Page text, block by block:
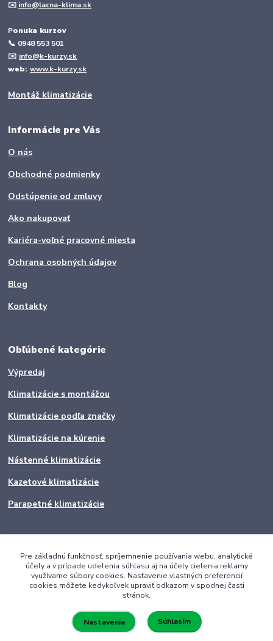
✉️ info@lacna-klima.sk
Ponuka kurzov
📞 0948 553 501
✉️ info@k-kurzy.sk
web:www.k-kurzy.sk
Montáž klimatizácie
Informácie pre Vás
O nás
Obchodné podmienky
Odstúpenie od zmluvy
Ako nakupovať
Kariéra-voľné pracovné miesta
Ochrana osobných údajov
Blog
Kontakty
Obľúbené kategórie
Výpredaj
Klimatizácie s montážou
Klimatizácie podľa značky
Klimatizácie na kúrenie
Nástenné klimatizácie
Kazetové klimatizácie
Parapetné klimatizácie
Pre základnú funkčnosť, spríjemnenie používania webu, analytické
účely a v prípade udelenia súhlasu aj na účely cielenia reklamy
využívame súbory cookies. Nastavenie vlastných preferencií
cookies môžete kedykoľvek upraviť odkazom v spodnej časti
stránok.
Nastavenia Súhlasím